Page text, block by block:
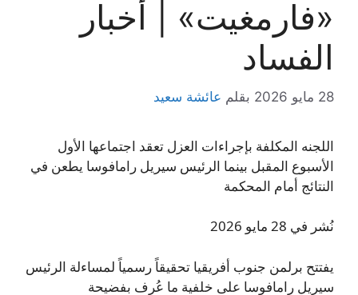
«فارمغيت» | أخبار
الفساد
28 مايو 2026 بقلم عائشة سعيد
اللجنه المكلفة بإجراءات العزل تعقد اجتماعها الأول
الأسبوع المقبل بينما الرئيس سيريل رامافوسا يطعن في
النتائج أمام المحكمة
نُشر في 28 مايو 2026
يفتتح برلمن جنوب أفريقيا تحقيقاً رسمياً لمساءلة الرئيس
سيريل رامافوسا على خلفية ما عُرف بفضيحة